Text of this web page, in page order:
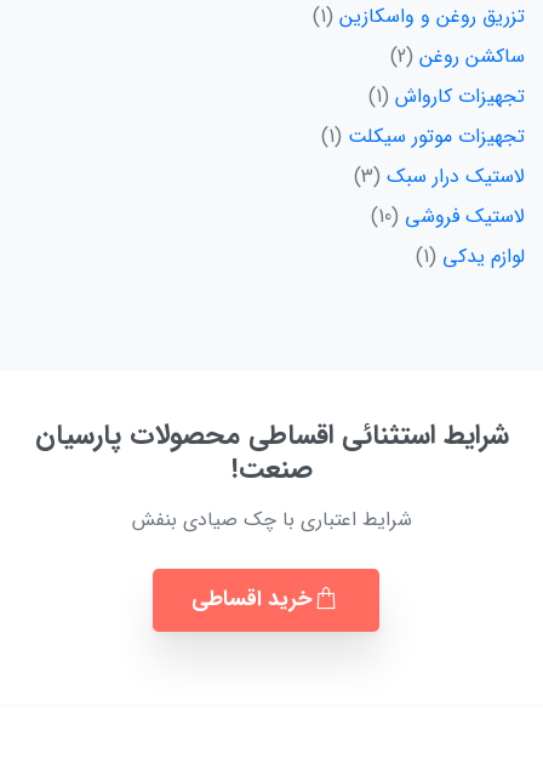
تزریق روغن و واسکازین 1
ساکشن روغن 2
تجهیزات کارواش 1
تجهیزات موتور سیکلت 1
لاستیک درار سبک 3
لاستیک فروشی 10
لوازم یدکی 1
شرایط استثنائی اقساطی محصولات پارسیان
صنعت!
شرایط اعتباری با چک صیادی بنفش
خرید اقساطی